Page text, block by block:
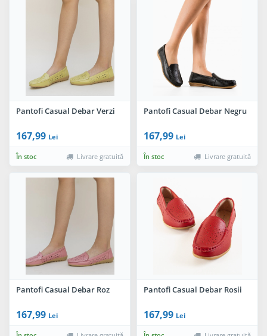
Pantofi Casual Debar Verzi
167,99 Lei
În stoc Livrare gratuită
Pantofi Casual Debar Negru
167,99 Lei
În stoc Livrare gratuită
Pantofi Casual Debar Roz
167,99 Lei
Pantofi Casual Debar Rosii
167,99 Lei